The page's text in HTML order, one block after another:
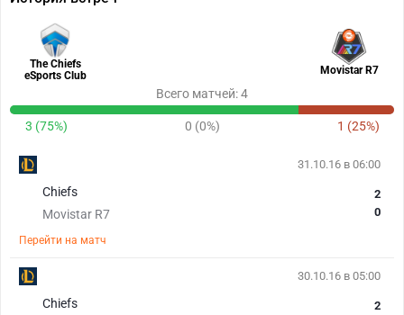
The Chiefs
eSports Club
Movistar R7
Всего матчей: 4
3 (75%) 0 (0%) 1 (25%)
31.10.16 в 06:00
Chiefs
Movistar R7
2
0
Перейти на матч
30.10.16 в 05:00
Chiefs
2